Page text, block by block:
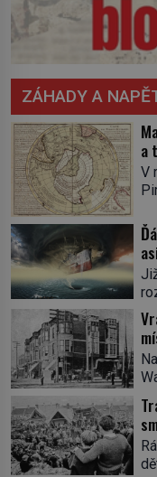
ZÁHADY A
a
V
v